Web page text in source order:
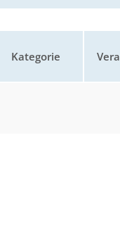
Kategorie